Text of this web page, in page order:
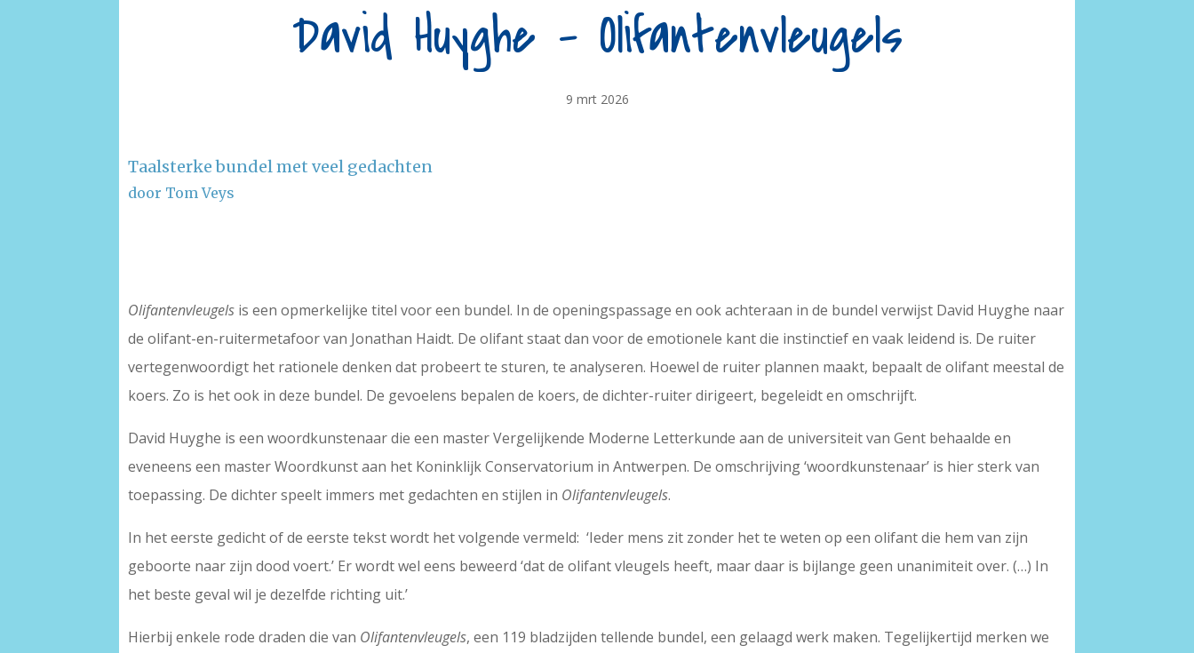
David Huyghe – Olifantenvleugels
9 mrt 2026
Taalsterke bundel met veel gedachten
door Tom Veys
Olifantenvleugels is een opmerkelijke titel voor een bundel. In de openingspassage en ook achteraan in de bundel verwijst David Huyghe naar
de olifant-en-ruitermetafoor van Jonathan Haidt. De olifant staat dan voor de emotionele kant die instinctief en vaak leidend is. De ruiter
vertegenwoordigt het rationele denken dat probeert te sturen, te analyseren. Hoewel de ruiter plannen maakt, bepaalt de olifant meestal de
koers. Zo is het ook in deze bundel. De gevoelens bepalen de koers, de dichter-ruiter dirigeert, begeleidt en omschrijft.
David Huyghe is een woordkunstenaar die een master Vergelijkende Moderne Letterkunde aan de universiteit van Gent behaalde en
eveneens een master Woordkunst aan het Koninklijk Conservatorium in Antwerpen. De omschrijving ‘woordkunstenaar’ is hier sterk van
toepassing. De dichter speelt immers met gedachten en stijlen in Olifantenvleugels.
In het eerste gedicht of de eerste tekst wordt het volgende vermeld: ‘Ieder mens zit zonder het te weten op een olifant die hem van zijn
geboorte naar zijn dood voert.’ Er wordt wel eens beweerd ‘dat de olifant vleugels heeft, maar daar is bijlange geen unanimiteit over. (…) In
het beste geval wil je dezelfde richting uit.’
Hierbij enkele rode draden die van Olifantenvleugels, een 119 bladzijden tellende bundel, een gelaagd werk maken. Tegelijkertijd merken we